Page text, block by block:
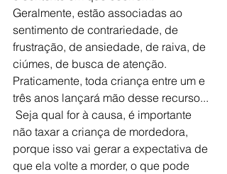
Geralmente, estão associadas ao
sentimento de contrariedade, de
frustração, de ansiedade, de raiva, de
ciúmes, de busca de atenção.
Praticamente, toda criança entre um e
três anos lançará mão desse recurso...
não taxar a criança de mordedora,
porque isso vai gerar a expectativa de
que ela volte a morder, o que pode